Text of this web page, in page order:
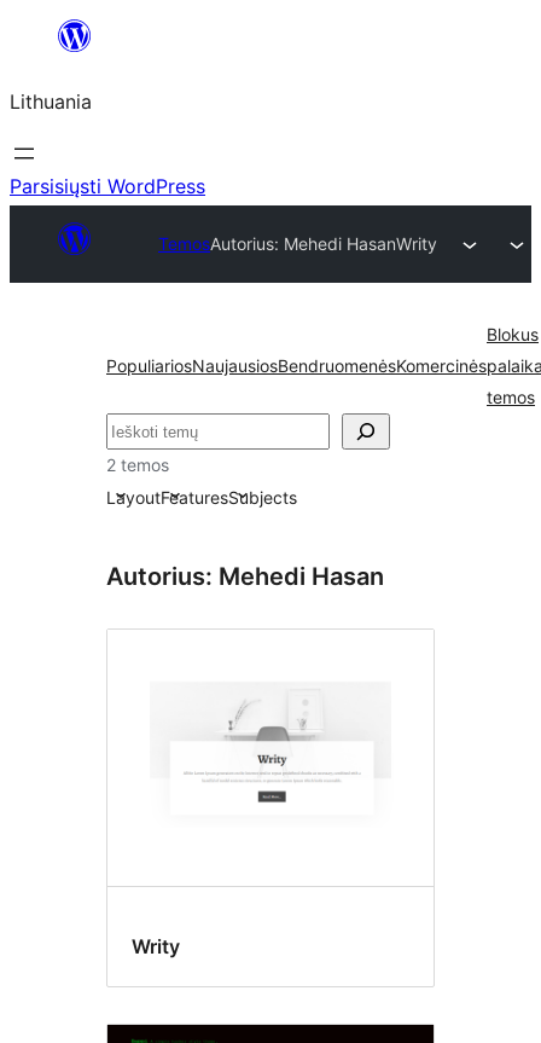
turinio
Lithuania
Parsisiųsti WordPress
TemosAutorius: Mehedi HasanWrity
PopuliariosNaujausiosBendruomenėsKomercinės
Blokus
temos
Paieška
2 temos
LayoutFeaturesSubjects
Autorius: Mehedi Hasan
Writy